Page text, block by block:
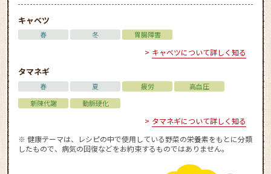
キャベツ
春 冬 胃腸障害
キャベツについて詳しく知る
タマネギ
春 夏 疲労
高血圧
新陳代謝
動脈硬化
タマネギについて詳しく知る
※ 健康テーマは、レシピの中で使用している野菜の栄養素をもとに分類
したもので、病気の回復などをお約束するものではありません。